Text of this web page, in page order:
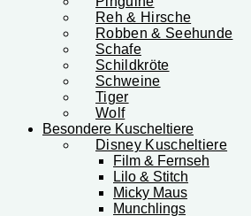
Reh & Hirsche
Robben & Seehunde
Schafe
Schildkröte
Schweine
Tiger
Wolf
Besondere Kuscheltiere
Disney Kuscheltiere
Film & Fernseh
Lilo & Stitch
Micky Maus
Munchlings